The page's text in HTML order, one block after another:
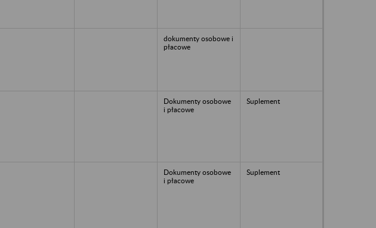
dokumenty osobowe i
płacowe
Dokumenty osobowe
i płacowe
Suplement
Dokumenty osobowe
i płacowe
Suplement